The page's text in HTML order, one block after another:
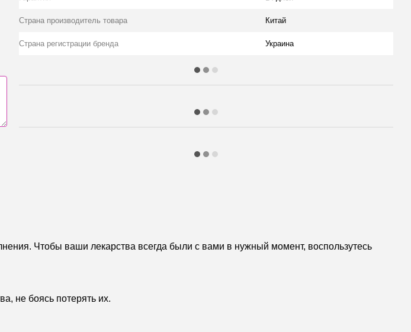
Страна производитель товара Китай
Страна регистрации бренда Украина
Чтобы ваши лекарства всегда были с вами в нужный момент, воспользутесь
не боясь потерять их.